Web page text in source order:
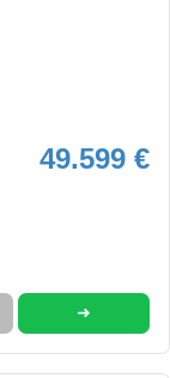
49.599 €
➜